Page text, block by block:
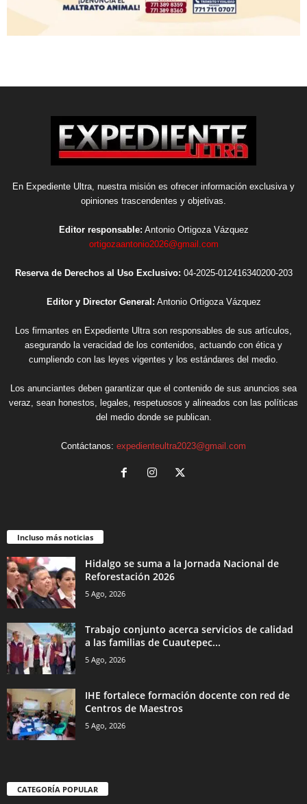
En Expediente Ultra, nuestra misión es ofrecer información exclusiva y
opiniones trascendentes y objetivas.
Editor responsable: Antonio Ortigoza Vázquez
ortigozaantonio2026@gmail.com
Reserva de Derechos al Uso Exclusivo: 04-2025-012416340200-203
Editor y Director General: Antonio Ortigoza Vázquez
Los firmantes en Expediente Ultra son responsables de sus artículos,
asegurando la veracidad de los contenidos, actuando con ética y
cumpliendo con las leyes vigentes y los estándares del medio.
Los anunciantes deben garantizar que el contenido de sus anuncios sea
veraz, sean honestos, legales, respetuosos y alineados con las políticas
del medio donde se publican.
Contáctanos: expedienteultra2023@gmail.com
Incluso más noticias
Hidalgo se suma a la Jornada Nacional de
Reforestación 2026
5 Ago, 2026
Trabajo conjunto acerca servicios de calidad
a las familias de Cuautepec...
5 Ago, 2026
IHE fortalece formación docente con red de
Centros de Maestros
5 Ago, 2026
CATEGORÍA POPULAR